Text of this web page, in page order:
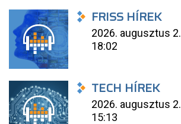
FRISS HÍREK
2026. augusztus 2.
18:02
TECH HÍREK
2026. augusztus 2.
15:13